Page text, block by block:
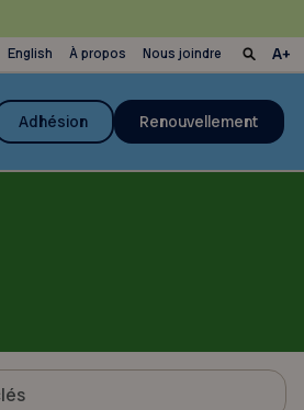
English À propos Nous joindre
Adhésion Renouvellement